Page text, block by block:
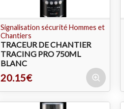
Signalisation sécurité Hommes et
Chantiers
TRACEUR DE CHANTIER
TRACING PRO 750ML
BLANC
20.15€